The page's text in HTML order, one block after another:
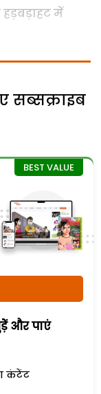
में
और पाएं
कंटेंट